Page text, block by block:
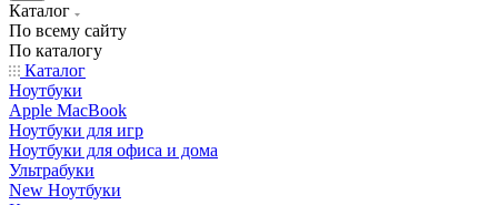
Каталог
По всему сайту
По каталогу
Каталог
Ноутбуки
Apple MacBook
Ноутбуки для игр
Ноутбуки для офиса и дома
Ультрабуки
New Ноутбуки